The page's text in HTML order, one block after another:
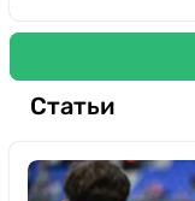
Статьи